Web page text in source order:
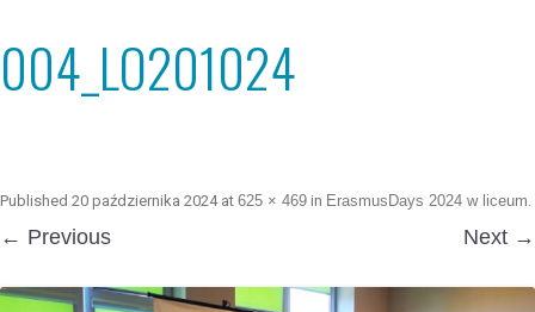
004_LO201024
Published 20 października 2024at 625 × 469 in ErasmusDays 2024 w liceum.
← Previous Next →